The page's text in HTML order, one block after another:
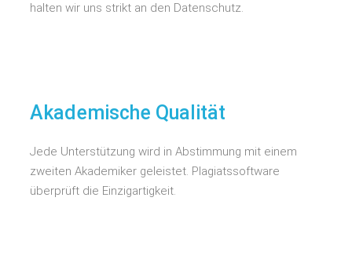
halten wir uns strikt an den Datenschutz.
Akademische Qualität
Jede Unterstützung wird in Abstimmung mit einem
zweiten Akademiker geleistet. Plagiatssoftware
überprüft die Einzigartigkeit.